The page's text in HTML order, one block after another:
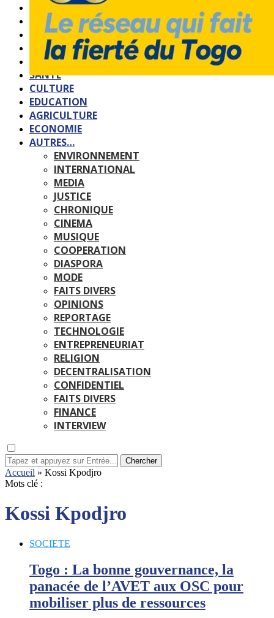
ACCUEIL
QUI SOMMES-NOUS?
POLITIQUE
SOCIETE
SPORTS
SANTE
CULTURE
EDUCATION
AGRICULTURE
ECONOMIE
AUTRES…
ENVIRONNEMENT
INTERNATIONAL
MEDIA
JUSTICE
CHRONIQUE
CINEMA
MUSIQUE
COOPERATION
DIASPORA
MODE
FAITS DIVERS
OPINIONS
REPORTAGE
TECHNOLOGIE
ENTREPRENEURIAT
RELIGION
DECENTRALISATION
CONFIDENTIEL
FAITS DIVERS
FINANCE
INTERVIEW
Chercher
Accueil » Kossi Kpodjro
Mots clé :
Kossi Kpodjro
SOCIETE
Togo : La bonne gouvernance, la
panacée de l’AVET aux OSC pour
mobiliser plus de ressources